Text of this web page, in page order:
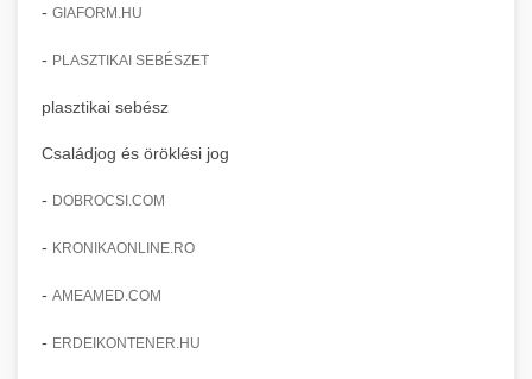
- GIAFORM.HU
- PLASZTIKAI SEBÉSZET
plasztikai sebész
Családjog és öröklési jog
- DOBROCSI.COM
- KRONIKAONLINE.RO
- AMEAMED.COM
- ERDEIKONTENER.HU